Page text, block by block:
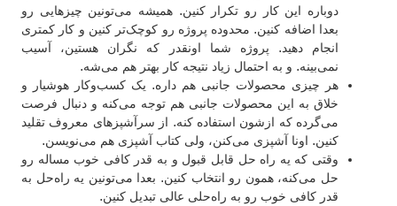
دوباره این کار رو تکرار کنین. همیشه می‌تونین چیزهایی رو
بعدا اضافه کنین. محدوده پروژه رو کوچک‌تر کنین و کار کمتری
انجام دهید. پروژه شما اونقدر که نگران هستین، آسیب
نمی‌بینه. و به احتمال زیاد نتیجه کار بهتر هم می‌شه.
هر چیزی محصولات جانبی هم داره. یک کسب‌و‌کار هوشیار و
خلاق به این محصولات جانبی هم توجه می‌کنه و دنبال فرصت
می‌گرده که ازشون استفاده کنه. از سرآشپزهای معروف تقلید
کنین. اونا آشپزی می‌کنن، ولی کتاب آشپزی هم می‌نویسن.
وقتی که یه راه حل قابل قبول و به قدر کافی خوب مساله رو
حل می‌کنه، همون رو انتخاب کنین. بعدا می‌تونین یه راه‌حل به
قدر کافی خوب رو به راه‌حلی عالی تبدیل کنین.